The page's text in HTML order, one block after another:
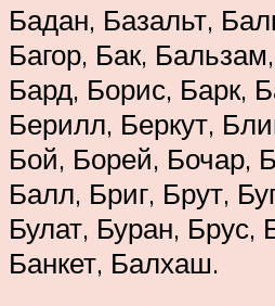
Бадан, Базальт,
Багор, Бак,
Бард, Борис, Барк,
Берилл, Беркут,
Бой, Борей, Бочар,
Балл, Бриг, Брут,
Булат, Буран, Брус,
Банкет, Балхаш.